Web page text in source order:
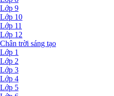
Lớp 9
Lớp 10
Lớp 11
Lớp 12
Chân trời sáng tạo
Lớp 1
Lớp 2
Lớp 3
Lớp 4
Lớp 5